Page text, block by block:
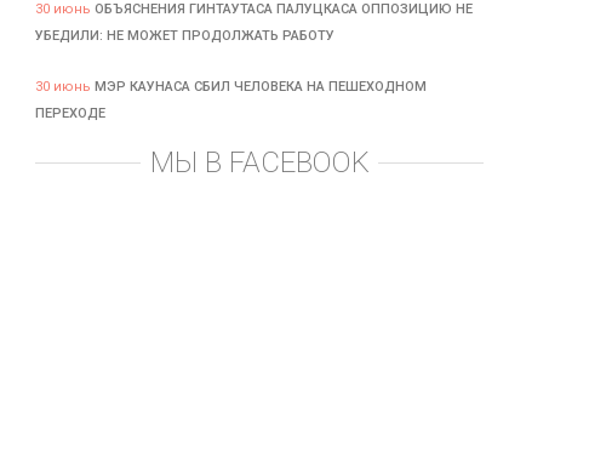
30 июнь ОБЪЯСНЕНИЯ ГИНТАУТАСА ПАЛУЦКАСА ОППОЗИЦИЮ НЕ
УБЕДИЛИ: НЕ МОЖЕТ ПРОДОЛЖАТЬ РАБОТУ
30 июнь МЭР КАУНАСА СБИЛ ЧЕЛОВЕКА НА ПЕШЕХОДНОМ
ПЕРЕХОДЕ
МЫ В FACEBOOK